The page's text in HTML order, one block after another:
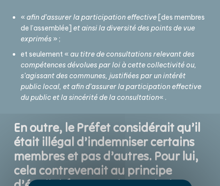
« afin d’assurer la participation effective [des membres
de l’assemblée] et ainsi la diversité des points de vue
exprimés » ;
et seulement « au titre de consultations relevant des
compétences dévolues par loi à cette collectivité ou,
s’agissant des communes, justifiées par un intérêt
public local, et afin d’assurer la participation effective
du public et la sincérité de la consultation« .
En outre, le Préfet considérait qu’il
était illégal d’indemniser certains
membres et pas d’autres. Pour lui,
cela contrevenait au principe